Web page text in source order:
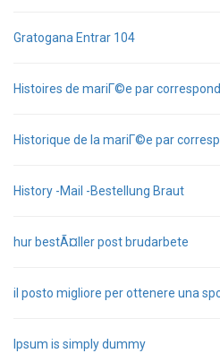
Gratogana Entrar 104
Histoires de mariГ©e par
Historique de la mariГ©e par
History -Mail -Bestellung Braut
hur bestÃ¤ller post brudarbete
il posto migliore per ottenere una
Ipsum is simply dummy